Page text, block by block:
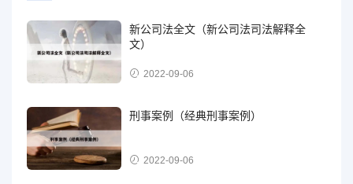
新公司法全文（新公司法司法解释全
文）
2022-09-06
刑事案例（经典刑事案例）
2022-09-06